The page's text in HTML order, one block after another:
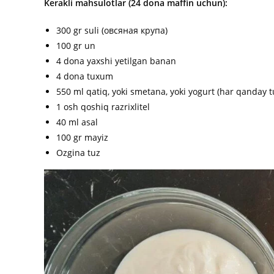
Kerakli mahsulotlar (24 dona maffin uchun):
300 gr suli (овсяная крупа)
100 gr un
4 dona yaxshi yetilgan banan
4 dona tuxum
550 ml qatiq, yoki smetana, yoki yogurt (har qanday
1 osh qoshiq razrixlitel
40 ml asal
100 gr mayiz
Ozgina tuz